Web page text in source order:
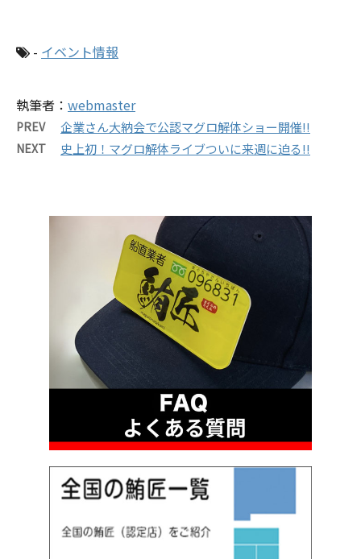
- イベント情報
執筆者： webmaster
PREV 企業さん大納会で公認マグロ解体ショー開催!!
NEXT 史上初！マグロ解体ライブついに来週に迫る!!